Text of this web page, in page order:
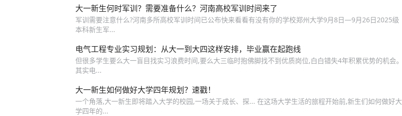
大一新生何时军训？需要准备什么？河南高校军训时间来了
军训需要注意什么?河南多所高校军训时间已公布快来看看有没有你的学校郑州大学9月8日—9月26日2025级
本科新生军...
电气工程专业实习规划：从大一到大四这样安排，毕业赢在起跑线
但很多学生要么大一盲目找实习浪费时间,要么大三临时抱佛脚找不到优质岗位,白白错失4年积累优势的机会。
其实电...
大一新生如何做好大学四年规划？速戳！
一个角落,大一新生即将踏入大学的校园,一场关于成长、探... 在这场大学生活的旅程开始前,新生们如何做好大
学四年的...